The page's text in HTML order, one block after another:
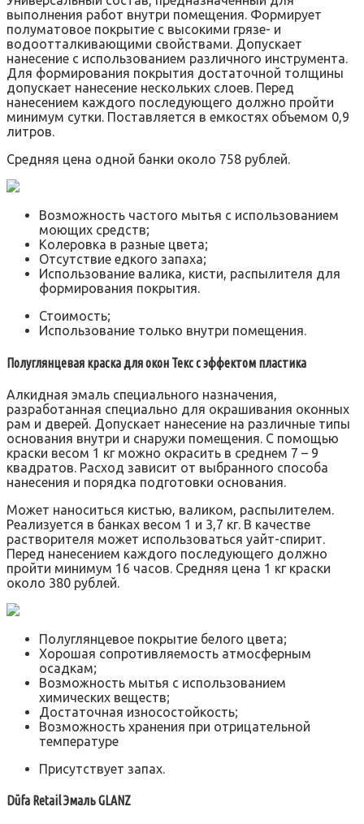
выполнения работ внутри помещения. Формирует
полуматовое покрытие с высокими грязе- и
водоотталкивающими свойствами. Допускает
нанесение с использованием различного инструмента.
Для формирования покрытия достаточной толщины
допускает нанесение нескольких слоев. Перед
нанесением каждого последующего должно пройти
минимум сутки. Поставляется в емкостях объемом 0,9
литров.
Средняя цена одной банки около 758 рублей.
Возможность частого мытья с использованием
моющих средств;
Колеровка в разные цвета;
Отсутствие едкого запаха;
Использование валика, кисти, распылителя для
формирования покрытия.
Стоимость;
Использование только внутри помещения.
Полуглянцевая краска для окон Текс с эффектом пластика
Алкидная эмаль специального назначения,
разработанная специально для окрашивания оконных
рам и дверей. Допускает нанесение на различные типы
основания внутри и снаружи помещения. С помощью
краски весом 1 кг можно окрасить в среднем 7 – 9
квадратов. Расход зависит от выбранного способа
нанесения и порядка подготовки основания.
Может наноситься кистью, валиком, распылителем.
Реализуется в банках весом 1 и 3,7 кг. В качестве
растворителя может использоваться уайт-спирит.
Перед нанесением каждого последующего должно
пройти минимум 16 часов. Средняя цена 1 кг краски
около 380 рублей.
Полуглянцевое покрытие белого цвета;
Хорошая сопротивляемость атмосферным
осадкам;
Возможность мытья с использованием
химических веществ;
Достаточная износостойкость;
Возможность хранения при отрицательной
температуре
Присутствует запах.
Düfa Retail Эмаль GLANZ